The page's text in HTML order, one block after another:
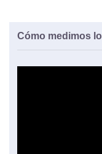
Cómo medimos